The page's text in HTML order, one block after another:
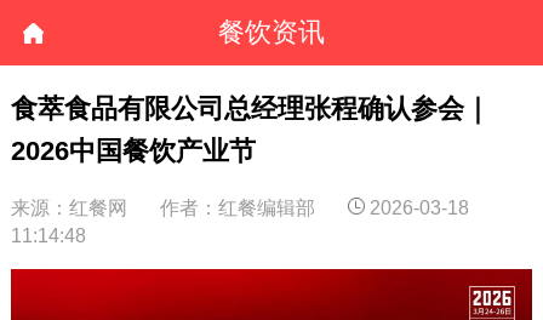
餐饮资讯
食萃食品有限公司总经理张程确认参会｜
2026中国餐饮产业节
来源：红餐网 作者：红餐编辑部
2026-03-18
11:14:48